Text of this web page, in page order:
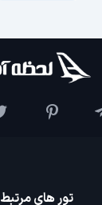
تور های مرتبط